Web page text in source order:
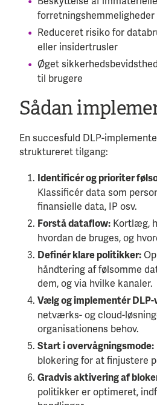
forretningshemmeligheder
Reduceret risiko for
eller insidertrusler
Øget
til brugere
Sådan
En succesfuld DLP-
struktureret tilgang:
Identificér og prioriter
Klassificér data som
finansielle data, IP osv.
Forstå dataflow: Kortlæg,
hvordan de bruges, og
Definér klare politikker:
håndtering af følsomme
dem, og via hvilke kanaler.
Vælg og implementér
netværks- og cloud-
organisationens behov.
Start i overvågningsmode:
blokering for at finjustere
Gradvis aktivering af
politikker er optimeret,